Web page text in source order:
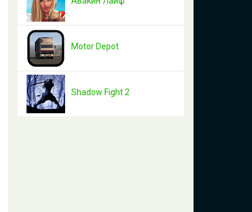
Motor Depot
Shadow Fight 2